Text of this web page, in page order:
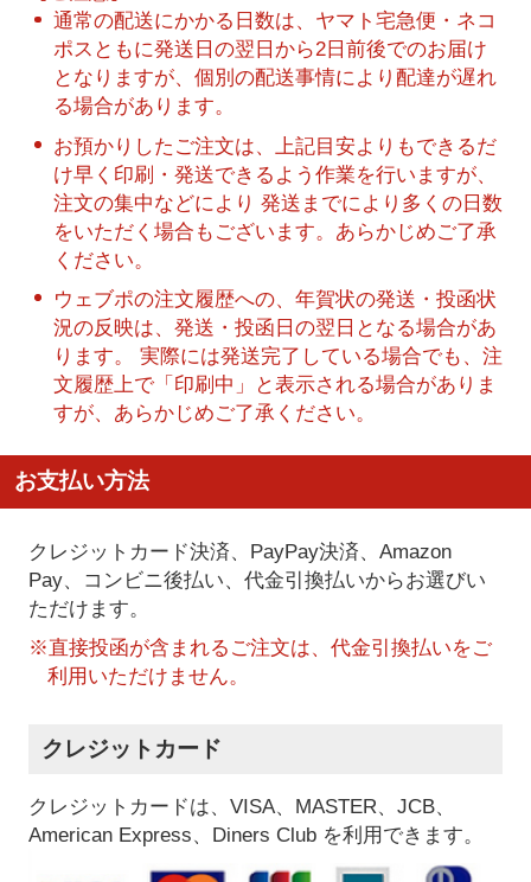
通常の配送にかかる日数は、ヤマト宅急便・ネコ
ポスともに発送日の翌日から2日前後でのお届け
となりますが、個別の配送事情により配達が遅れ
る場合があります。
お預かりしたご注文は、上記目安よりもできるだ
け早く印刷・発送できるよう作業を行いますが、
注文の集中などにより 発送までにより多くの日数
をいただく場合もございます。あらかじめご了承
ください。
ウェブポの注文履歴への、年賀状の発送・投函状
況の反映は、発送・投函日の翌日となる場合があ
ります。 実際には発送完了している場合でも、注
文履歴上で「印刷中」と表示される場合がありま
すが、あらかじめご了承ください。
お支払い方法
クレジットカード決済、PayPay決済、Amazon
Pay、コンビニ後払い、代金引換払いからお選びい
ただけます。
※直接投函が含まれるご注文は、代金引換払いをご
利用いただけません。
クレジットカード
クレジットカードは、VISA、MASTER、JCB、
American Express、Diners Club を利用できます。